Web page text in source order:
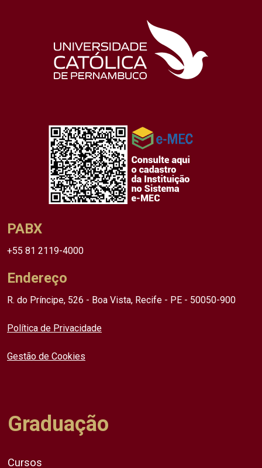
PABX
+55 81 2119-4000
Endereço
R. do Príncipe, 526 - Boa Vista, Recife - PE - 50050-900
Política de Privacidade
Gestão de Cookies
Graduação
Cursos